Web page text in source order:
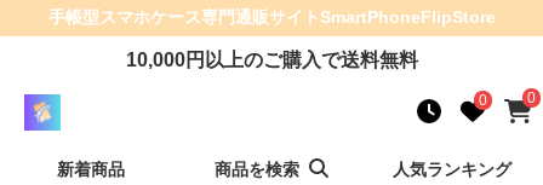
手帳型スマホケース専門通販サイトSmartPhoneFlipStore
10,000円以上のご購入で送料無料
0 0
新着商品 商品を検索 人気ランキング